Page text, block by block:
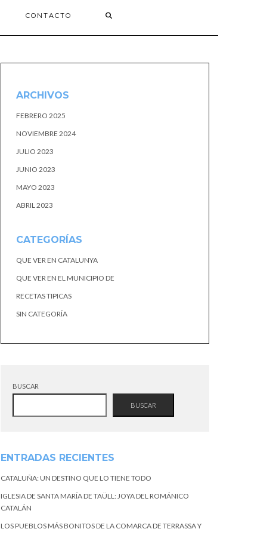
CONTACTO
ARCHIVOS
FEBRERO 2025
NOVIEMBRE 2024
JULIO 2023
JUNIO 2023
MAYO 2023
ABRIL 2023
CATEGORÍAS
QUE VER EN CATALUNYA
QUE VER EN EL MUNICIPIO DE
RECETAS TIPICAS
SIN CATEGORÍA
BUSCAR
BUSCAR
ENTRADAS RECIENTES
CATALUÑA: UN DESTINO QUE LO TIENE TODO
IGLESIA DE SANTA MARÍA DE TAÜLL: JOYA DEL ROMÁNICO
CATALÁN
LOS PUEBLOS MÁS BONITOS DE LA COMARCA DE TERRASSA Y